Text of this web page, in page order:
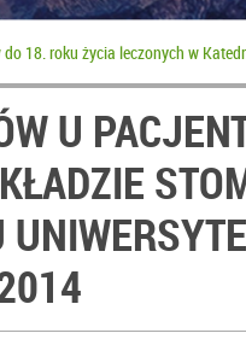
18. roku życia leczonych w
U